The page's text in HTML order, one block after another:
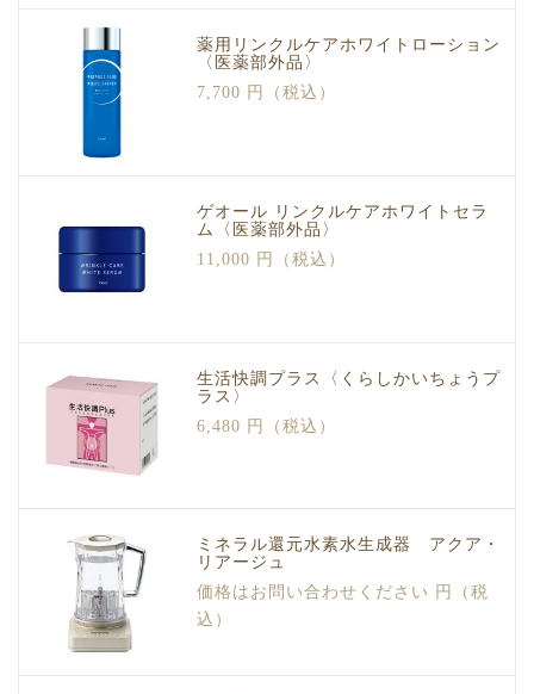
薬用リンクルケアホワイトローション
〈医薬部外品〉
7,700 円（税込）
ゲオール リンクルケアホワイトセラ
ム〈医薬部外品〉
11,000 円（税込）
生活快調プラス〈くらしかいちょうプ
ラス〉
6,480 円（税込）
ミネラル還元水素水生成器 アクア・
リアージュ
価格はお問い合わせください 円（税
込）